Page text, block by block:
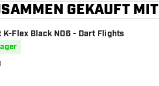
GEKAUFT MIT
K-Flex Black NO6 - Dart Flights